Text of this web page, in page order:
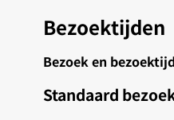
Bezoektijden
Bezoek en
Standaard